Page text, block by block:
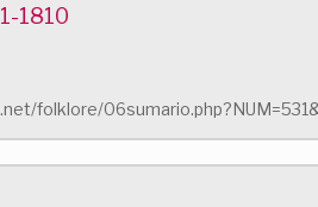
1810
folklore/